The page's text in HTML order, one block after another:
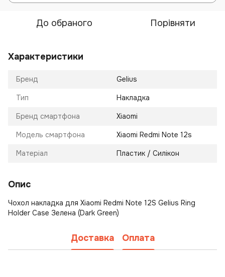
До обраного Порівняти
Характеристики
Бренд Gelius
Тип Накладка
Бренд смартфона Xiaomi
Модель смартфона Xiaomi Redmi Note 12s
Матеріал Пластик / Силікон
Опис
Чохол накладка для Xiaomi Redmi Note 12S Gelius Ring
Holder Case Зелена (Dark Green)
Доставка Оплата